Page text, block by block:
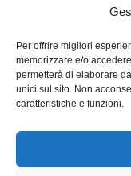
Per offrire migliori
memorizzare e/o
permetterà di elaborare
unici sul sito. Non
caratteristiche e funzioni.
The information
while we endeavour to
make no
about the
with respect to the
related graphics